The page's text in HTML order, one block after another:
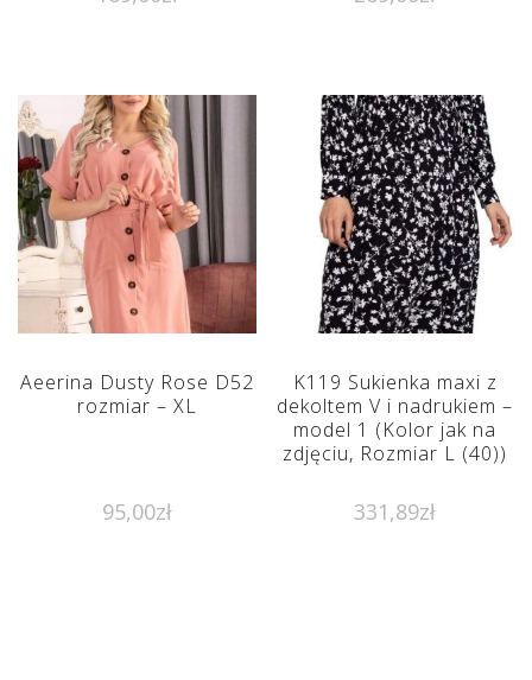
Aeerina Dusty Rose D52
rozmiar – XL
95,00zł
K119 Sukienka maxi z
dekoltem V i nadrukiem –
model 1 (Kolor jak na
zdjęciu, Rozmiar L (40))
331,89zł